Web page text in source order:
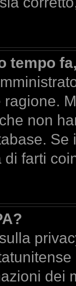
tempo
non
Se
di farti
dei